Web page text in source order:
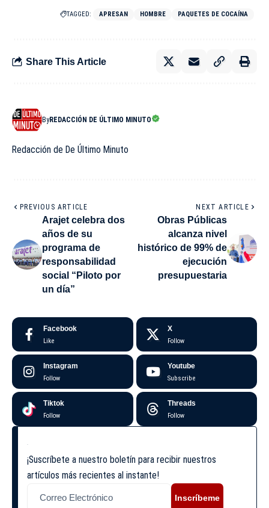
TAGGED: APRESAN HOMBRE PAQUETES DE COCAÍNA
Share This Article
ByREDACCIÓN DE ÚLTIMO MINUTO
Redacción de De Último Minuto
PREVIOUS ARTICLE
Arajet celebra dos
años de su
programa de
responsabilidad
social “Piloto por
un día”
NEXT ARTICLE
Obras Públicas
alcanza nivel
histórico de 99% de
ejecución
presupuestaria
Facebook
Like
X
Follow
Instagram
Follow
Youtube
Subscribe
Tiktok
Follow
Threads
Follow
¡Suscríbete a nuestro boletín para recibir nuestros
artículos más recientes al instante!
Inscríbeme